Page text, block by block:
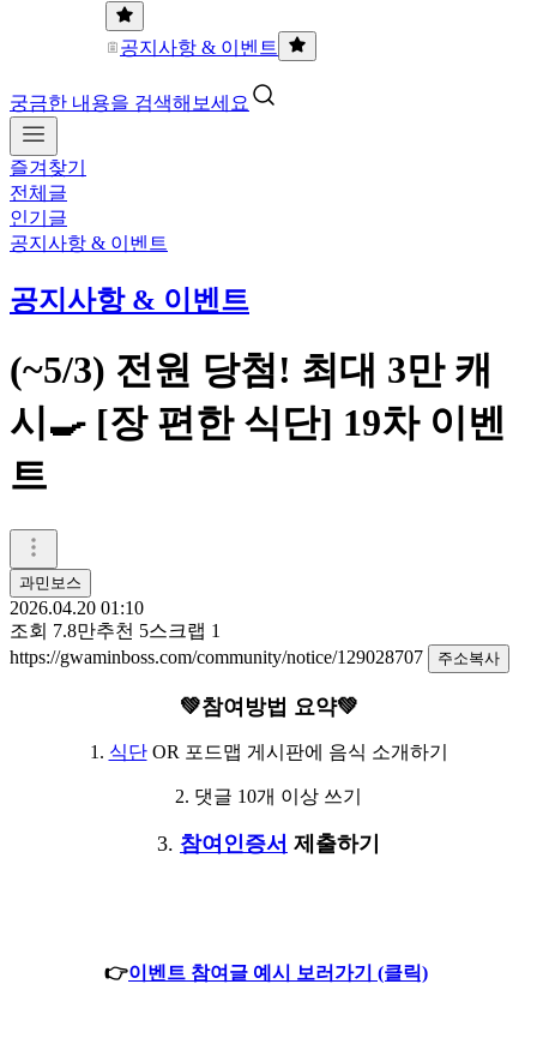
공지사항 & 이벤트
궁금한 내용을 검색해보세요
즐겨찾기
전체글
인기글
공지사항 & 이벤트
공지사항 & 이벤트
(~5/3) 전원 당첨! 최대 3만 캐
시🍳 [장 편한 식단] 19차 이벤
트
과민보스
2026.04.20 01:10
조회 7.8만추천 5스크랩 1
https://gwaminboss.com/community/notice/129028707
주소복사
💚참여방법 요약💚
1. 식단OR 포드맵 게시판에 음식 소개하기
2. 댓글 10개 이상 쓰기
3. 참여인증서 제출하기
👉이벤트 참여글 예시 보러가기 (클릭)